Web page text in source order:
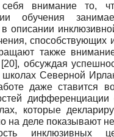
внимание то,
обучения
описании
способствующих
также
[20], обсуждая
школах Северной
даже ставится
дифференциации
которые
на деле показывают
инклюзивных